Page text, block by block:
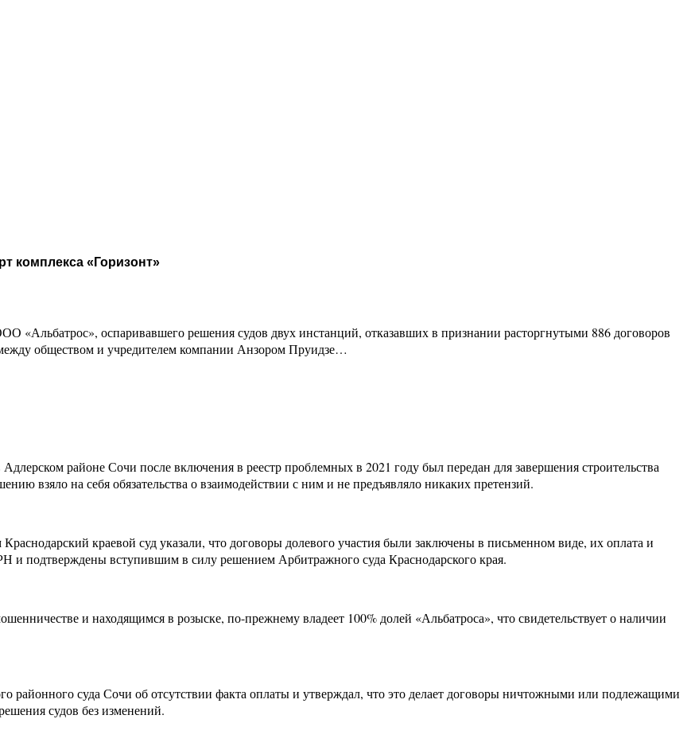
комплекса «Горизонт»
«Альбатрос», оспаривавшего решения судов двух инстанций, отказавших в признании расторгнутыми 886 договоров
обществом и учредителем компании Анзором Пруидзе…
районе Сочи после включения в реестр проблемных в 2021 году был передан для завершения строительства
взяло на себя обязательства о взаимодействии с ним и не предъявляло никаких претензий.
краевой суд указали, что договоры долевого участия были заключены в письменном виде, их оплата и
и подтверждены вступившим в силу решением Арбитражного суда Краснодарского края.
и находящимся в розыске, по-прежнему владеет 100% долей «Альбатроса», что свидетельствует о наличии
районного суда Сочи об отсутствии факта оплаты и утверждал, что это делает договоры ничтожными или подлежащими
судов без изменений.